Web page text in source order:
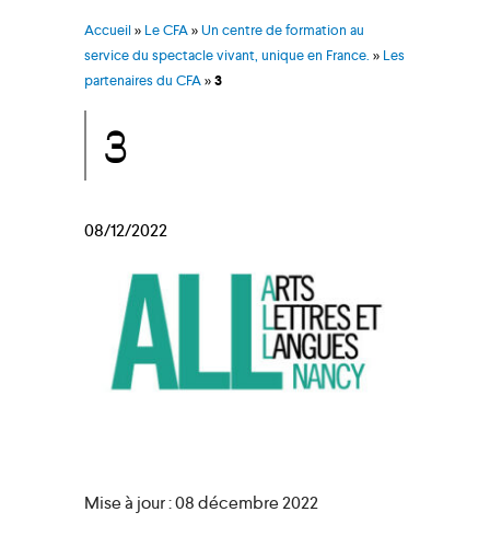
Accueil» Le CFA»Un centre de formation au
service du spectacle vivant, unique en France. » Les
partenaires du CFA»3
3
08/12/2022
Mise à jour : 08 décembre 2022